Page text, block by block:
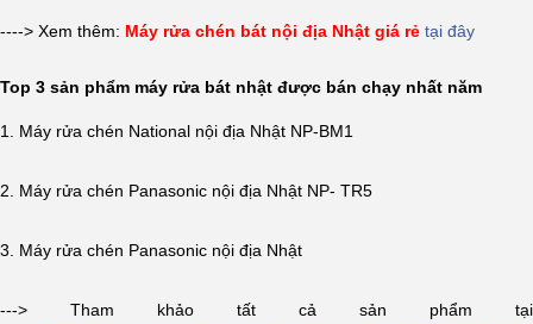
----> Xem thêm: Máy rửa chén bát nội địa Nhật giá rẻ tại đây
Top 3 sản phẩm máy rửa bát nhật được bán chạy nhất năm
1. Máy rửa chén National nội địa Nhật NP-BM1
2. Máy rửa chén Panasonic nội địa Nhật NP- TR5
3. Máy rửa chén Panasonic nội địa Nhật
---> Tham khảo tất cả sản phẩm tại